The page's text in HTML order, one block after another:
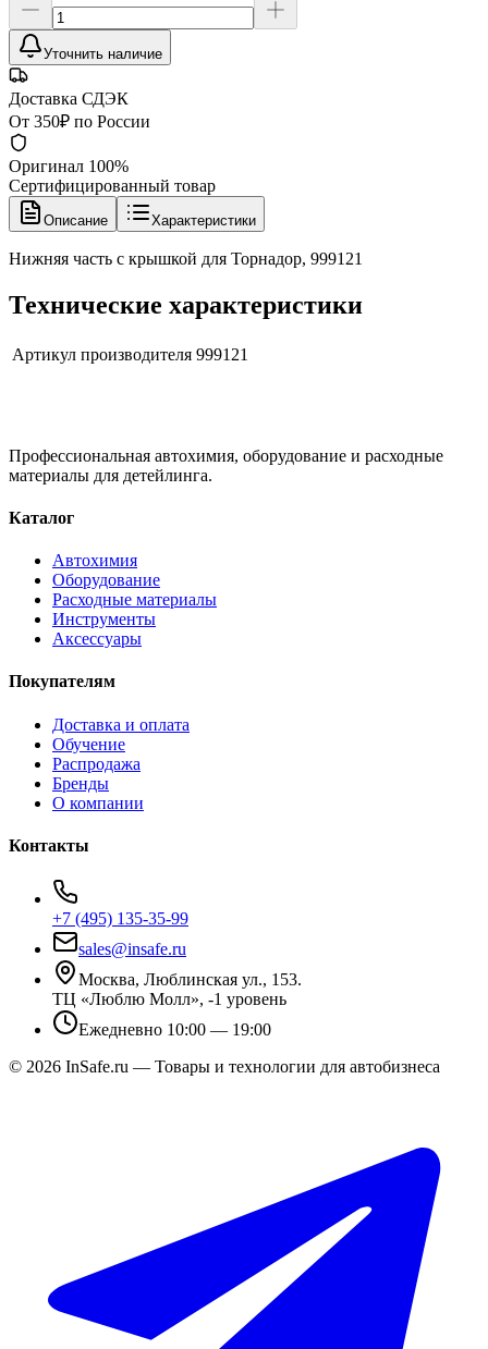
Уточнить наличие
Доставка СДЭК
От 350₽ по России
Оригинал 100%
Сертифицированный товар
Описание Характеристики
Нижняя часть с крышкой для Торнадор, 999121
Технические характеристики
Артикул производителя 999121
Профессиональная автохимия, оборудование и расходные
материалы для детейлинга.
Каталог
Автохимия
Оборудование
Расходные материалы
Инструменты
Аксессуары
Покупателям
Доставка и оплата
Обучение
Распродажа
Бренды
О компании
Контакты
+7 (495) 135-35-99
sales@insafe.ru
Москва, Люблинская ул., 153.
ТЦ «Люблю Молл», -1 уровень
Ежедневно 10:00 — 19:00
© 2026 InSafe.ru — Товары и технологии для автобизнеса